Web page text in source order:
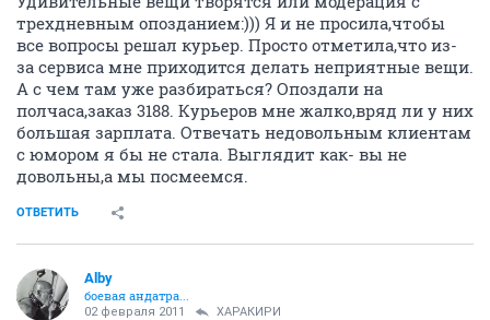
трехдневным опозданием:))) Я и не просила,чтобы
все вопросы решал курьер. Просто отметила,что из-
за сервиса мне приходится делать неприятные вещи.
А с чем там уже разбираться? Опоздали на
полчаса,заказ 3188. Курьеров мне жалко,вряд ли у них
большая зарплата. Отвечать недовольным клиентам
с юмором я бы не стала. Выглядит как- вы не
довольны,а мы посмеемся.
ОТВЕТИТЬ
Alby
боевая андатра...
02 февраля 2011 ХАРАКИРИ